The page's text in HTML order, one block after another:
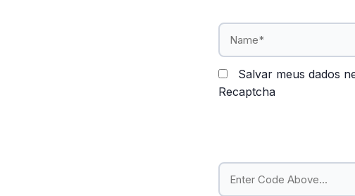
Name*
Salvar meus dados
Recaptcha